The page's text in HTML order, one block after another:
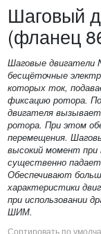
Шаговый
(фланец
Шаговые двигатели
бесщёточные
которых ток,
фиксацию ротора.
двигателя
ротора. При этом
перемещения.
высокий момент при
существенно
Обеспечивают
характеристики
при использовании
ШИМ.
Сортировать по